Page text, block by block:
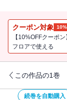
糸織ちゃんが決め
ー、大団円の第12巻
クーポン対象
【10%OFFクーポ
フロアで使える
この作品の1巻
続巻を自動購入